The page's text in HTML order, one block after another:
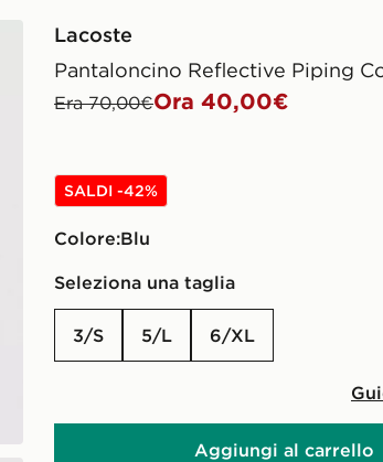
Lacoste
Pantaloncino Reflective Piping
Era 70,00€Ora 40,00€
SALDI -42%
Colore:
blu
Seleziona una taglia
3/S 5/L 6/XL
Aggiungi al carrello